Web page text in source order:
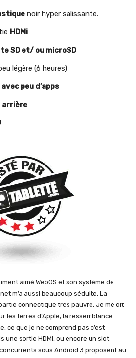
noir hyper salissante.
HDMi
SD et/ ou microSD
légère (6 heures)
peu d’apps
arrière
aimé WebOS et son système de
m’a aussi beaucoup séduite. La
connectique très pauvre. Je me dit
les terres d’Apple, la ressemblance
ce que je ne comprend pas c’est
une sortie HDMi, ou encore un slot
sous Android 3 proposent au